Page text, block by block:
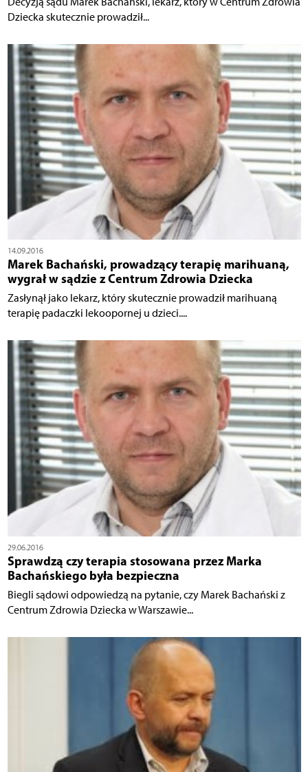
Dziecka skutecznie prowadził...
14.09.2016
Marek Bachański, prowadzący terapię marihuaną,
wygrał w sądzie z Centrum Zdrowia Dziecka
Zasłynął jako lekarz, który skutecznie prowadził marihuaną
terapię padaczki lekoopornej u dzieci....
29.06.2016
Sprawdzą czy terapia stosowana przez Marka
Bachańskiego była bezpieczna
Biegli sądowi odpowiedzą na pytanie, czy Marek Bachański z
Centrum Zdrowia Dziecka w Warszawie...